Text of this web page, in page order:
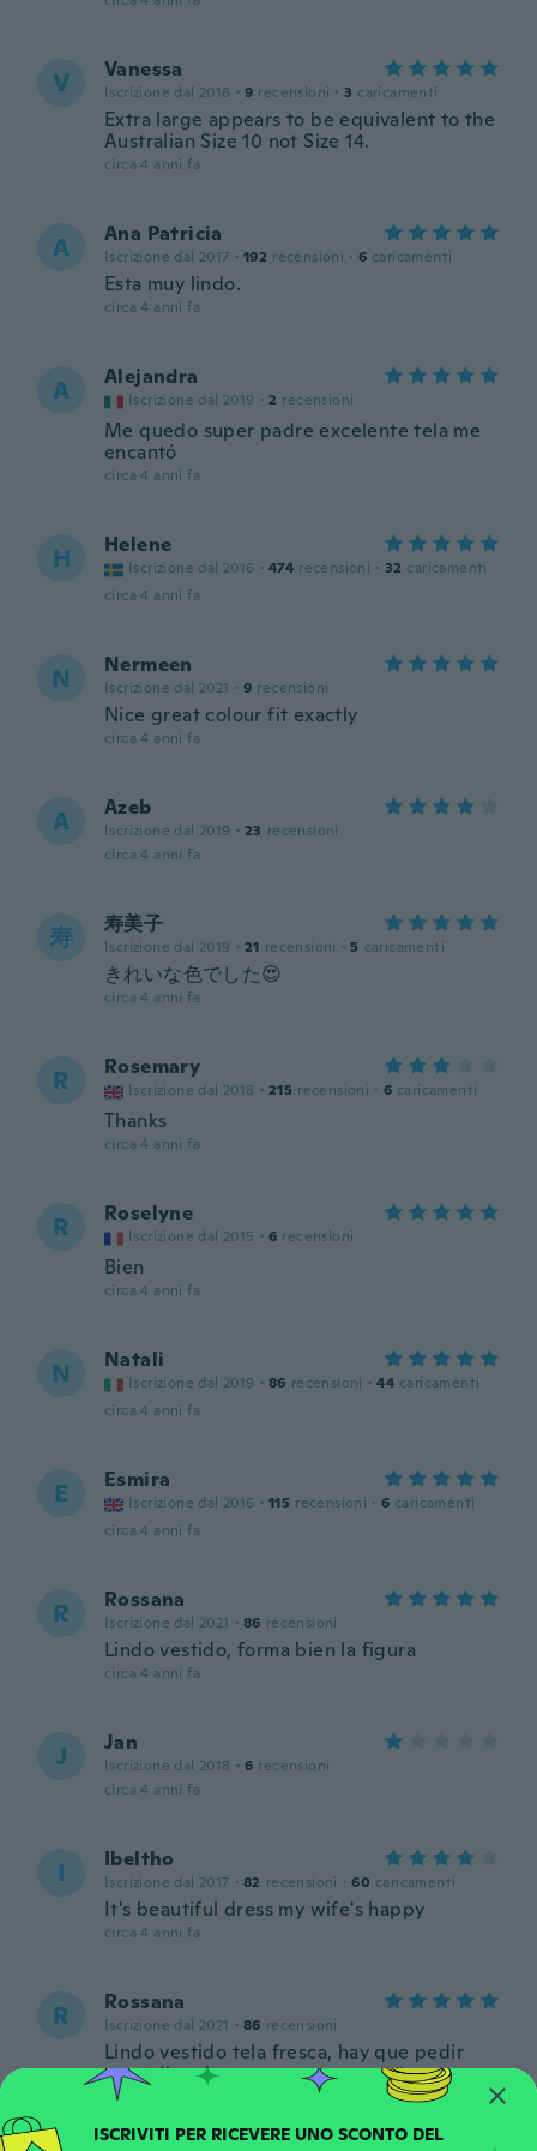
V Vanessa
Iscrizione dal 2016 · 9 recensioni · 3 caricamenti
Extra large appears to be equivalent to the
Australian Size 10 not Size 14.
circa 4 anni fa
A Ana Patricia
Iscrizione dal 2017 · 192 recensioni · 6 caricamenti
Esta muy lindo.
circa 4 anni fa
A Alejandra
Iscrizione dal 2019 · 2 recensioni
Me quedo super padre excelente tela me
encantó
circa 4 anni fa
H Helene
Iscrizione dal 2016 · 474 recensioni · 32 caricamenti
circa 4 anni fa
N Nermeen
Iscrizione dal 2021 · 9 recensioni
Nice great colour fit exactly
circa 4 anni fa
A Azeb
Iscrizione dal 2019 · 23 recensioni
circa 4 anni fa
寿 寿美子
Iscrizione dal 2019 · 21 recensioni · 5 caricamenti
きれいな色でした😍
circa 4 anni fa
R Rosemary
Iscrizione dal 2018 · 215 recensioni · 6 caricamenti
Thanks
circa 4 anni fa
R Roselyne
Iscrizione dal 2015 · 6 recensioni
Bien
circa 4 anni fa
N Natali
Iscrizione dal 2019 · 86 recensioni · 44 caricamenti
circa 4 anni fa
E Esmira
Iscrizione dal 2016 · 115 recensioni · 6 caricamenti
circa 4 anni fa
R Rossana
Iscrizione dal 2021 · 86 recensioni
Lindo vestido, forma bien la figura
circa 4 anni fa
J Jan
Iscrizione dal 2018 · 6 recensioni
circa 4 anni fa
I Ibeltho
Iscrizione dal 2017 · 82 recensioni · 60 caricamenti
It's beautiful dress my wife's happy
circa 4 anni fa
R Rossana
Iscrizione dal 2021 · 86 recensioni
Lindo vestido tela fresca, hay que pedir
una talla más, es un poco pequeño
circa 4 anni fa